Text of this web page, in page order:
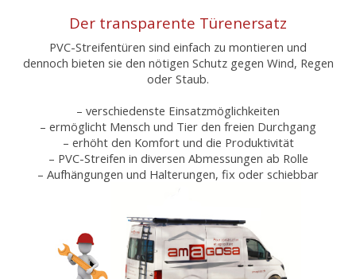
Der transparente Türenersatz
PVC-Streifentüren sind einfach zu montieren und
dennoch bieten sie den nötigen Schutz gegen Wind, Regen
oder Staub.
– verschiedenste Einsatzmöglichkeiten
– ermöglicht Mensch und Tier den freien Durchgang
– erhöht den Komfort und die Produktivität
– PVC-Streifen in diversen Abmessungen ab Rolle
– Aufhängungen und Halterungen, fix oder schiebbar